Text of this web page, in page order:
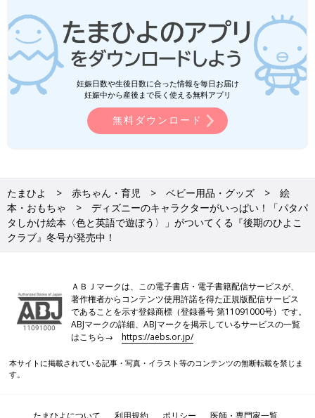
妊娠日数や生後日数に合った情報を毎日お届け
妊娠中から産後まで長く使える無料アプリ
無料ダウンロード
たまひよ 赤ちゃん・育児 ベビー用品・グッズ
絵
本・おもちゃ
ディズニーのキャラクターがいっぱい！「パタパ
タしかけ絵本〈色と英語で遊ぼう〉」がついてくる『後期のひよこ
クラブ』冬号が発売中！
ＡＢＪマークは、この電子書店・電子書籍配信サービスが、
著作権者からコンテンツ使用許諾を得た正規版配信サービス
であることを示す登録商標（登録番号 第11091000号）です。
ABJマークの詳細、ABJマークを掲示しているサービスの一覧
はこちら→https://aebs.or.jp/
本サイトに掲載されている記事・写真・イラスト等のコンテンツの無断転載を禁じま
す。
たまひよについて 利用規約 ポリシー 医師・専門家一覧